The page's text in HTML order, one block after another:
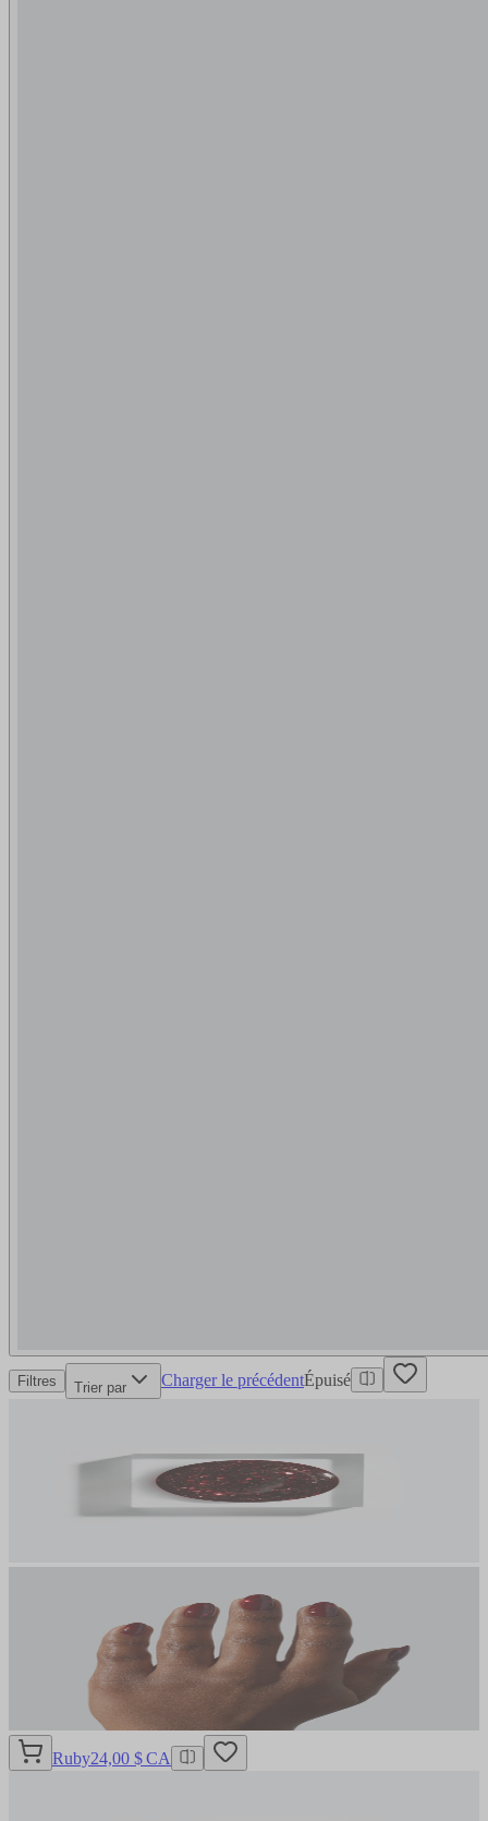
Filtres Trier par Charger le précédentÉpuisé
Ruby24,00 $ CA